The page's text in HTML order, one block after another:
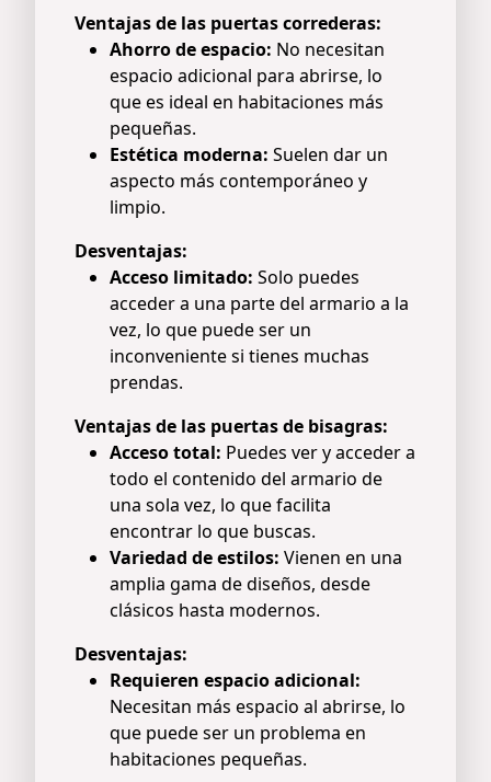
Ventajas de las puertas correderas:
Ahorro de espacio: No necesitan
espacio adicional para abrirse, lo
que es ideal en habitaciones más
pequeñas.
Estética moderna: Suelen dar un
aspecto más contemporáneo y
limpio.
Desventajas:
Acceso limitado: Solo puedes
acceder a una parte del armario a la
vez, lo que puede ser un
inconveniente si tienes muchas
prendas.
Ventajas de las puertas de bisagras:
Acceso total: Puedes ver y acceder a
todo el contenido del armario de
una sola vez, lo que facilita
encontrar lo que buscas.
Variedad de estilos: Vienen en una
amplia gama de diseños, desde
clásicos hasta modernos.
Desventajas:
Requieren espacio adicional:
Necesitan más espacio al abrirse, lo
que puede ser un problema en
habitaciones pequeñas.